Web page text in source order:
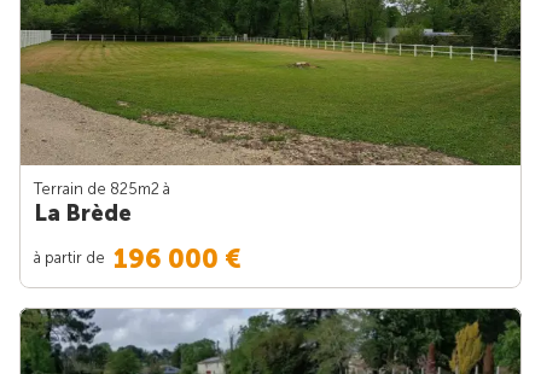
Terrain de 825m2 à
La Brède
à partir de 196 000 €